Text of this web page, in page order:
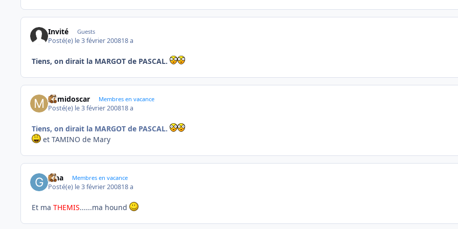
Invité Guests
Posté(e) le 3 février 200818 a
Tiens, on dirait la MARGOT de PASCAL.
mimidoscar Membres en vacance
Posté(e) le 3 février 200818 a
Tiens, on dirait la MARGOT de PASCAL.
et TAMINO de Mary
gina Membres en vacance
Posté(e) le 3 février 200818 a
Et ma THEMIS......ma hound